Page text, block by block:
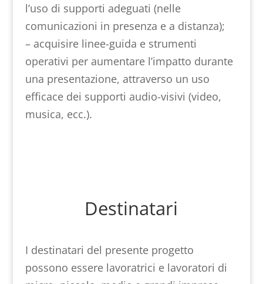
l’uso di supporti adeguati (nelle
comunicazioni in presenza e a distanza);
– acquisire linee-guida e strumenti
operativi per aumentare l’impatto durante
una presentazione, attraverso un uso
efficace dei supporti audio-visivi (video,
musica, ecc.).
Destinatari
I destinatari del presente progetto
possono essere lavoratrici e lavoratori di